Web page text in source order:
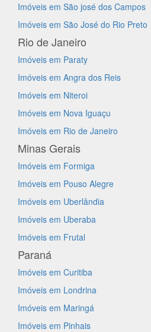
Imóveis em São josé dos Campos
Imóveis em São José do Rio Preto
Rio de Janeiro
Imóveis em Paraty
Imóveis em Angra dos Reis
Imóveis em Niteroi
Imóveis em Nova Iguaçu
Imóveis em Rio de Janeiro
Minas Gerais
Imóveis em Formiga
Imóveis em Pouso Alegre
Imóveis em Uberlândia
Imóveis em Uberaba
Imóveis em Frutal
Paraná
Imóveis em Curitiba
Imóveis em Londrina
Imóveis em Maringá
Imóveis em Pinhais